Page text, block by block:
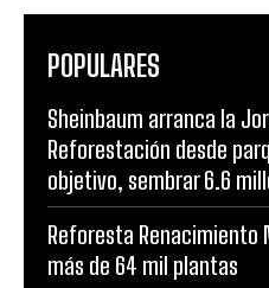
POPULARES
Sheinbaum arranca la
Reforestación desde
objetivo, sembrar 6.6
Reforesta Renacimiento
más de 64 mil plantas